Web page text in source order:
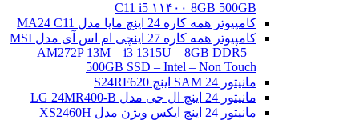
C11 i5 ۱۱۴۰۰ 8GB 500GB
کامپیوتر همه کاره 24 اینچ مایا مدل MA24 C11
کامپیوتر همه کاره 27 اینچی ام اس آی مدل MSI
AM272P 13M – i3 1315U – 8GB DDR5 –
500GB SSD – Intel – Non Touch
مانیتور 24 SAM اینچ S24RF620
مانیتور 24 اینچ ال جی مدل LG 24MR400-B
مانیتور 24 اینچ ایکس ویژن مدل XS2460H